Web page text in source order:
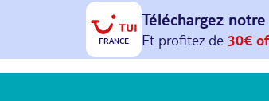
FRANCE
Téléchargez
Et profitez de 30€
avec le code :